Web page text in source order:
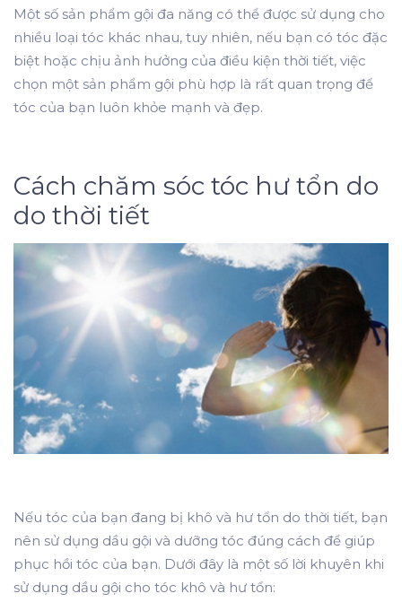
Một số sản phẩm gội đa năng có thể được sử dụng cho
nhiều loại tóc khác nhau, tuy nhiên, nếu bạn có tóc đặc
biệt hoặc chịu ảnh hưởng của điều kiện thời tiết, việc
chọn một sản phẩm gội phù hợp là rất quan trọng để
tóc của bạn luôn khỏe mạnh và đẹp.
Cách chăm sóc tóc hư tổn do
do thời tiết
Nếu tóc của bạn đang bị khô và hư tổn do thời tiết, bạn
nên sử dụng dầu gội và dưỡng tóc đúng cách để giúp
phục hồi tóc của bạn. Dưới đây là một số lời khuyên khi
sử dụng dầu gội cho tóc khô và hư tổn: